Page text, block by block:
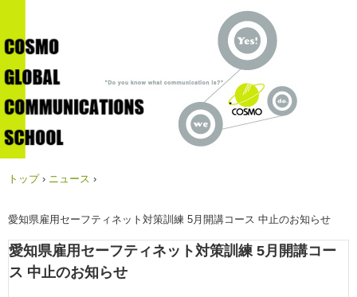
トップ › ニュース ›
愛知県雇用セーフティネット対策訓練 5月開講コース 中止のお知らせ
愛知県雇用セーフティネット対策訓練 5月開講コー
ス 中止のお知らせ